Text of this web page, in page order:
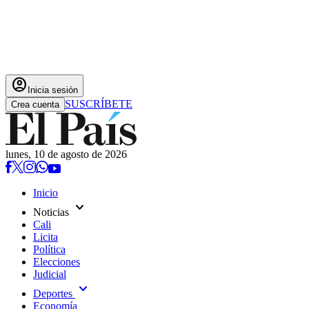
account_circle Inicia sesión
Crea cuenta SUSCRÍBETE
lunes, 10 de agosto de 2026
Inicio
Noticias expand_more
Cali
Licita
Política
Elecciones
Judicial
Deportes expand_more
Economía